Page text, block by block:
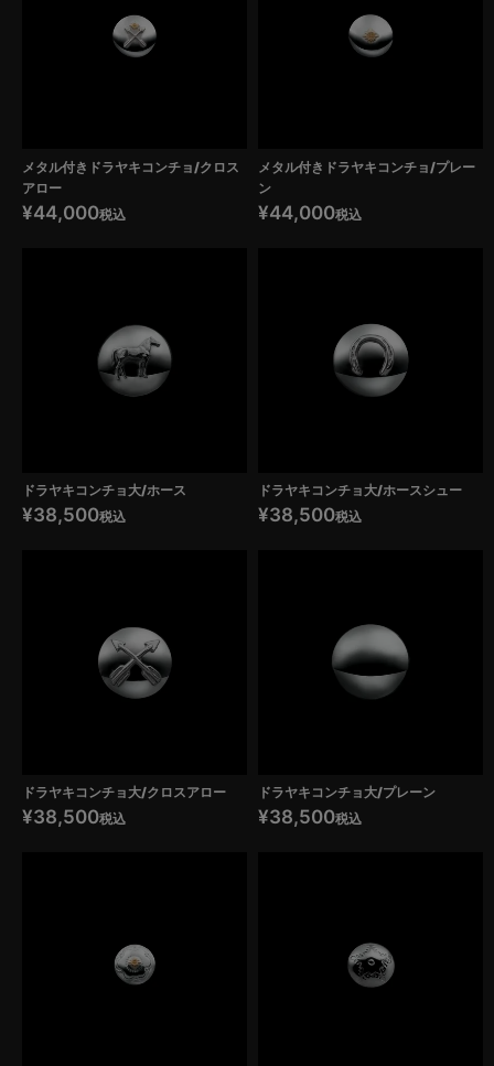
メタル付きドラヤキコンチョ/クロス
アロー
¥44,000税込
メタル付きドラヤキコンチョ/プレー
ン
¥44,000税込
ドラヤキコンチョ大/ホース
¥38,500税込
ドラヤキコンチョ大/ホースシュー
¥38,500税込
ドラヤキコンチョ大/クロスアロー
¥38,500税込
ドラヤキコンチョ大/プレーン
¥38,500税込